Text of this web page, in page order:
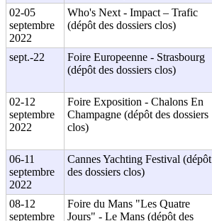
02-05
septembre
2022
Who's Next - Impact – Trafic
(dépôt des dossiers clos)
sept.-22
Foire Europeenne - Strasbourg
(dépôt des dossiers clos)
02-12
septembre
2022
Foire Exposition - Chalons En
Champagne (dépôt des dossiers
clos)
06-11
septembre
2022
Cannes Yachting Festival (dépôt
des dossiers clos)
08-12
septembre
Foire du Mans "Les Quatre
Jours" - Le Mans (dépôt des